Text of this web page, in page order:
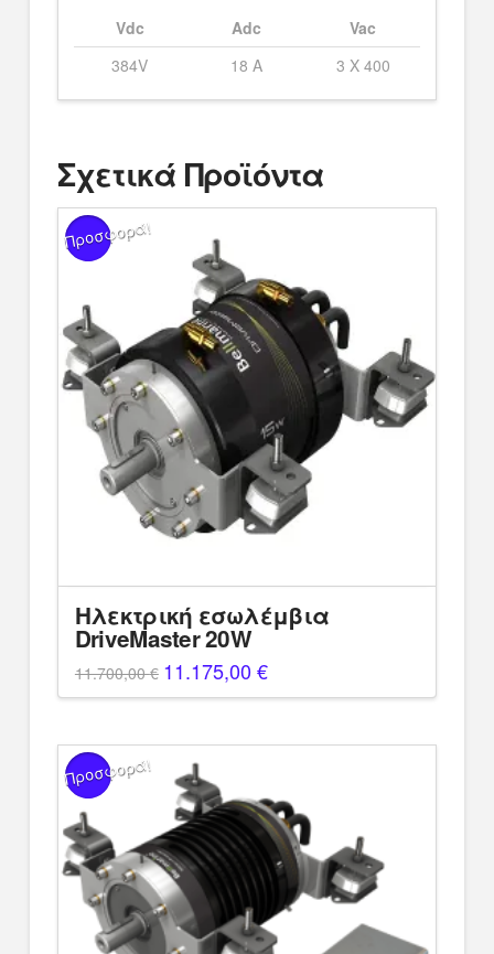
Vdc
Adc
Vac
384V
18 A 3 X 400
Σχετικά Προϊόντα
Προσφορά!
Ηλεκτρική εσωλέμβια
DriveMaster 20W
11.700,00€ Original
price
was:
11.175,00€Η
τρέχουσα
τιμή
Προσφορά!